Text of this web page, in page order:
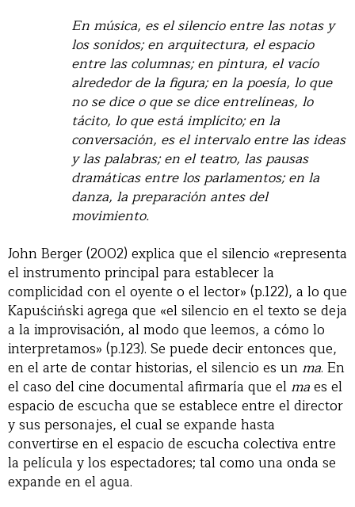
En música, es el silencio entre las notas y
los sonidos; en arquitectura, el espacio
entre las columnas; en pintura, el vacío
alrededor de la figura; en la poesía, lo que
no se dice o que se dice entrelíneas, lo
tácito, lo que está implícito; en la
conversación, es el intervalo entre las ideas
y las palabras; en el teatro, las pausas
dramáticas entre los parlamentos; en la
danza, la preparación antes del
movimiento.
John Berger (2002) explica que el silencio «representa
el instrumento principal para establecer la
complicidad con el oyente o el lector» (p.122), a lo que
Kapuściński agrega que «el silencio en el texto se deja
a la improvisación, al modo que leemos, a cómo lo
interpretamos» (p.123). Se puede decir entonces que,
en el arte de contar historias, el silencio es un ma. En
el caso del cine documental afirmaría que el maes el
espacio de escucha que se establece entre el director
y sus personajes, el cual se expande hasta
convertirse en el espacio de escucha colectiva entre
la película y los espectadores; tal como una onda se
expande en el agua.